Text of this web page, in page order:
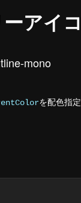
アイ
mono
を配色指